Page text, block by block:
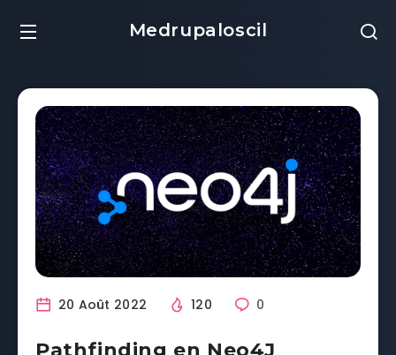
Medrupaloscil
20 Août 2022 120 0
Pathfinding en Neo4J